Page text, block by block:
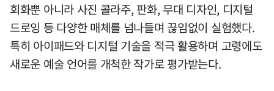
회화뿐 아니라 사진 콜라주, 판화, 무대 디자인, 디지털
드로잉 등 다양한 매체를 넘나들며 끊임없이 실험했다.
특히 아이패드와 디지털 기술을 적극 활용하며 고령에도
새로운 예술 언어를 개척한 작가로 평가받는다.